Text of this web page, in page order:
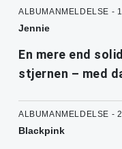
ALBUMANMELDELSE -
Jennie
En mere end
stjernen – med
ALBUMANMELDELSE -
Blackpink